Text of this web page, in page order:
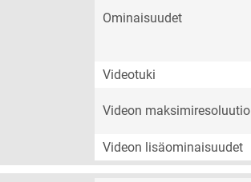
Ominaisuudet
Videotuki
Videon maksimiresoluutio
Videon lisäominaisuudet